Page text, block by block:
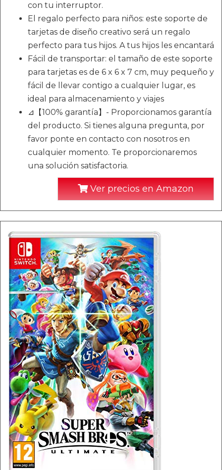
con tu interruptor.
El regalo perfecto para niños: este soporte de
tarjetas de diseño creativo será un regalo
perfecto para tus hijos. A tus hijos les encantará
Fácil de transportar: el tamaño de este soporte
para tarjetas es de 6 x 6 x 7 cm, muy pequeño y
fácil de llevar contigo a cualquier lugar, es
ideal para almacenamiento y viajes
⊿【100% garantía】- Proporcionamos garantía
del producto. Si tienes alguna pregunta, por
favor ponte en contacto con nosotros en
cualquier momento. Te proporcionaremos
una solución satisfactoria.
Ver precios en Amazon